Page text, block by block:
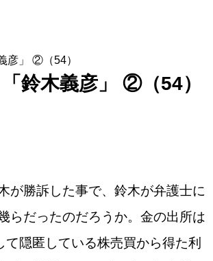
彦」 ②（54）
鈴木義彦」 ②（54）
が勝訴した事で、鈴木が弁護士に
らだったのだろうか。金の出所は
て隠匿している株売買から得た利